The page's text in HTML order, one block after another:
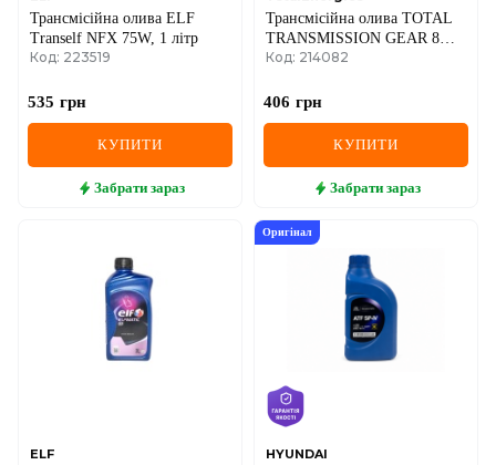
GMC
GREAT WALL
HAVAL
JAGUAR
Трансмісійна олива ELF
Tranself NFX 75W, 1 літр
Код: 223519
535 грн
КУПИТИ
Забрати зараз
Трансмісійна олива TOTAL
TRANSMISSION GEAR 8
75W-80, 1 літр
Код: 214082
406 грн
КУПИТИ
Забрати зараз
ELF
Оригінал
HYUNDAI